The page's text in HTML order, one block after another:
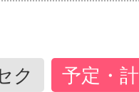
ク 予定・